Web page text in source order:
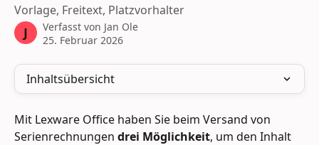
Vorlage, Freitext, Platzvorhalter
J Verfasst von Jan Ole
25. Februar 2026
Inhaltsübersicht
Mit Lexware Office haben Sie beim Versand von
Serienrechnungen drei Möglichkeit, um den Inhalt